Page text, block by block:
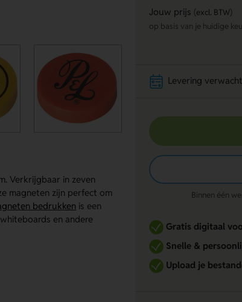
Verkrijgbaar in zeven
magneten zijn perfect om
bedrukken is een
en andere
Jouw prijs (excl. BTW)
op basis van je huidige
Levering
Binnen één
Gratis digitaal
Snelle &
Upload je